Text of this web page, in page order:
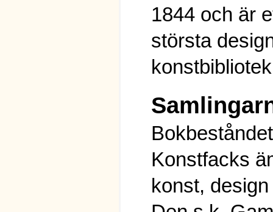
1844 och är
största
Konstfacks
konst,